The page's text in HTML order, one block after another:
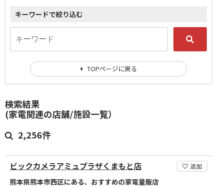
検索結果
(家電関連の店舗/施設一覧）
2,256件
ビックカメラアミュプラザくまもと店 追加
熊本県熊本市西区にある、おすすめの家電量販店
キーワードで絞り込む
TOPページに戻る